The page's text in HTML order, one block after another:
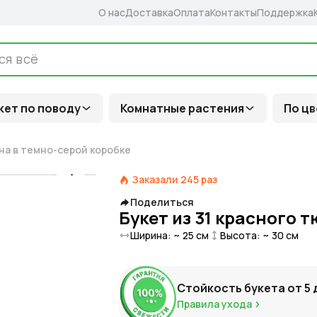
по поводу Комнатные растения По
О насДоставкаОплатаКонтактыПоддержка
в темно-серой коробке
Заказали 245 раз
Поделиться
Букет из 31 красного
Ширина: ~ 25 см Высота: ~ 30 см
Стойкость букета от5
Правила ухода